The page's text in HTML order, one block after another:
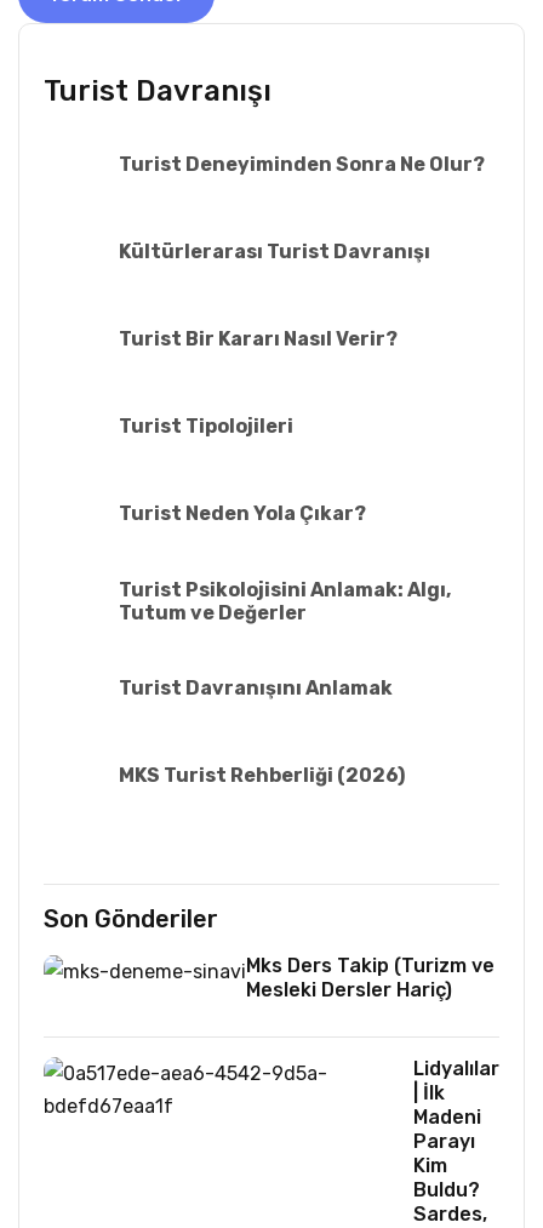
Turist Davranışı
Turist Deneyiminden Sonra Ne Olur?
Kültürlerarası Turist Davranışı
Turist Bir Kararı Nasıl Verir?
Turist Tipolojileri
Turist Neden Yola Çıkar?
Turist Psikolojisini Anlamak: Algı,
Tutum ve Değerler
Turist Davranışını Anlamak
MKS Turist Rehberliği (2026)
Son Gönderiler
Mks Ders Takip (Turizm ve
Mesleki Dersler Hariç)
Lidyalılar
| İlk
Madeni
Parayı
Kim
Buldu?
Sardes,